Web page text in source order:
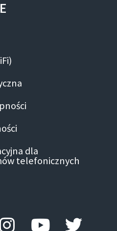
dla
telefonicznych
f
Instagram
Youtube